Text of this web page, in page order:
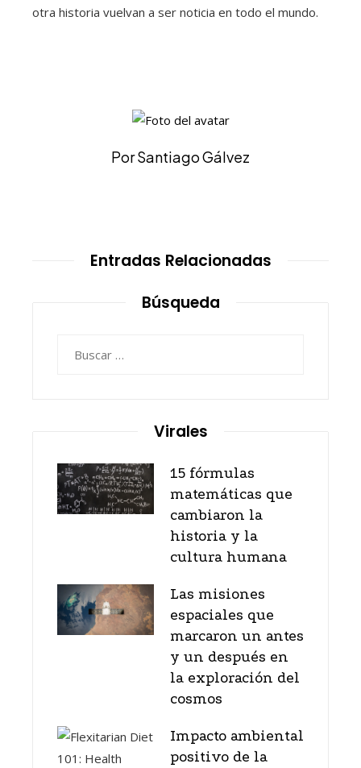
otra historia vuelvan a ser noticia en todo el mundo.
Por Santiago Gálvez
Entradas Relacionadas
Búsqueda
Virales
15 fórmulas
matemáticas que
cambiaron la
historia y la
cultura humana
Las misiones
espaciales que
marcaron un antes
y un después en
la exploración del
cosmos
Impacto ambiental
positivo de la